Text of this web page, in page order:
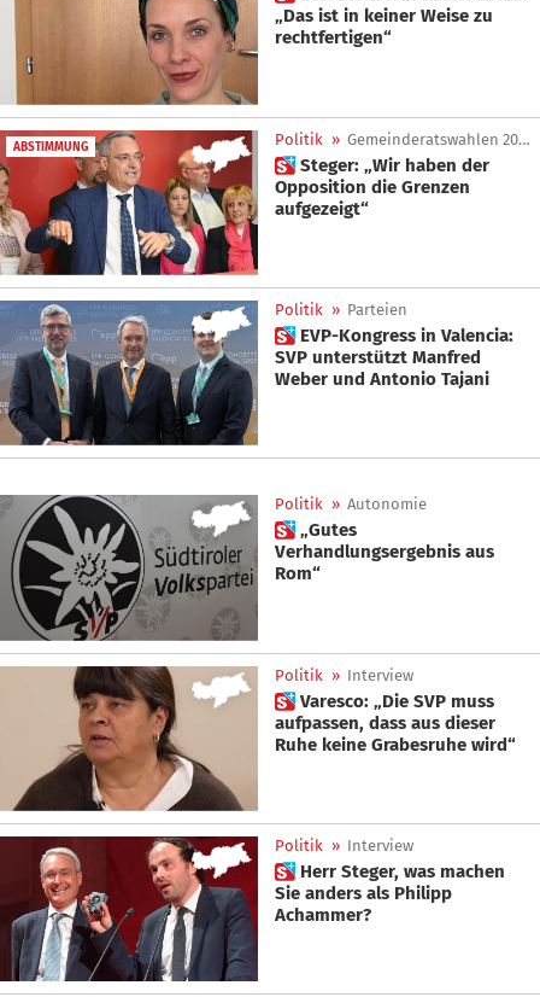
„Das ist in keiner Weise zu
rechtfertigen“
ABSTIMMUNG Politik » Gemeinderatswahlen 2025
 Steger: „Wir haben der
Opposition die Grenzen
aufgezeigt“
Politik » Parteien
 EVP-Kongress in Valencia:
SVP unterstützt Manfred
Weber und Antonio Tajani
Politik » Autonomie
 „Gutes
Verhandlungsergebnis aus
Rom“
Politik » Interview
 Varesco: „Die SVP muss
aufpassen, dass aus dieser
Ruhe keine Grabesruhe wird“
Politik » Interview
 Herr Steger, was machen
Sie anders als Philipp
Achammer?